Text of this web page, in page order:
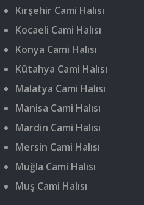
Kırşehir Cami Halısı
Kocaeli Cami Halısı
Konya Cami Halısı
Kütahya Cami Halısı
Malatya Cami Halısı
Manisa Cami Halısı
Mardin Cami Halısı
Mersin Cami Halısı
Muğla Cami Halısı
Muş Cami Halısı